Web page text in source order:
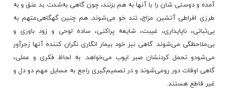
آمده‌ و دوستی‌ شان‌ را با آنها به‌ هم‌ بزنند، چون‌ گاهی‌ به‌شدت‌ بد عنق‌ و به‌
طرزی‌ افراطی‌ آتشین‌ مزاج‌، تند خو می‌شوند. هم‌ چنین‌ گهگاهی‌متهم‌ به‌
بی‌ثباتی‌، ناپایداری‌، غیبت‌، شایعه‌ پراکنی‌، ساده‌ لوحی‌ و زود باوری‌ و
بی‌ملاحظگی‌ می‌شوند. گاهی‌ نیز خود بیمار انگاری‌ نگران‌ کننده‌ آنها زجرآور
می‌شودو تحمل‌ کردنشان‌ صبر ایوب‌ می‌خواهد. به‌ لحاظ فکری‌ و عملی‌،
گاهی‌ اوقات‌ دور رومی‌شوند و در تصمیم‌گیری‌ راجع‌ به‌ مسایل‌ مهم‌ دو دل‌ و
غیر قاطع‌ هستند.